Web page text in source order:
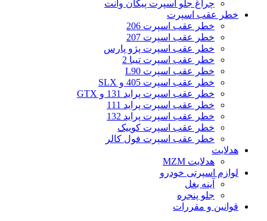
چراغ جلو اسپرت پیکان وانت
خطر عقب اسپرت
خطر عقب اسپرت 206
خطر عقب اسپرت 207
خطر عقب اسپرت پژو پارس
خطر عقب اسپرت تیبا 2
خطر عقب اسپرت L90
خطر عقب اسپرت 405 و SLX
خطر عقب اسپرت پراید 131 و GTX
خطر عقب اسپرت پراید 111
خطر عقب اسپرت پراید 132
خطر عقب اسپرت کوییک
خطر عقب اسپرت فول کالر
هدلایت
هدلایت MZM
لوازم اسپرتی خودرو
آینه بغل
جلو پنجره
قوانین و مقررات